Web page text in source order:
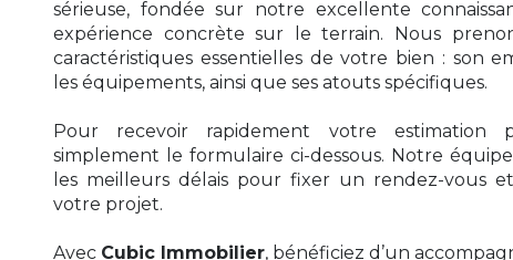
sérieuse, fondée sur notre excellente
expérience concrète sur le terrain. Nous
caractéristiques essentielles de votre bien : son
les équipements, ainsi que ses atouts spécifiques.
Pour recevoir rapidement votre estimation
simplement le formulaire ci-dessous. Notre
les meilleurs délais pour fixer un rendez-vous
votre projet.
Avec Cubic Immobilier, bénéficiez d’un